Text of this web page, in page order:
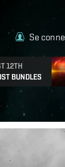
12TH
BUNDLES
Se